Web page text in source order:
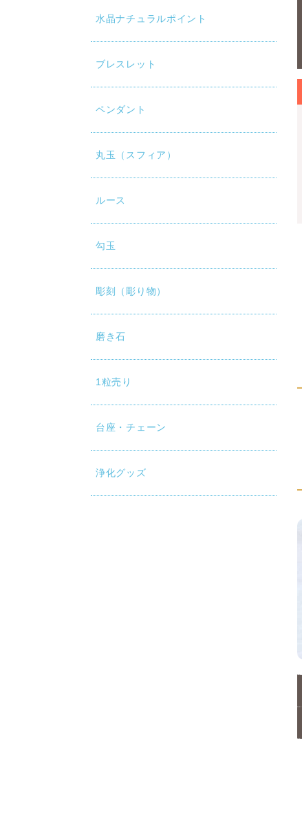
水晶ナチュラルポイント
ブレスレット
ペンダント
丸玉（スフィア）
ルース
勾玉
彫刻（彫り物）
磨き石
1粒売り
台座・チェーン
浄化グッズ